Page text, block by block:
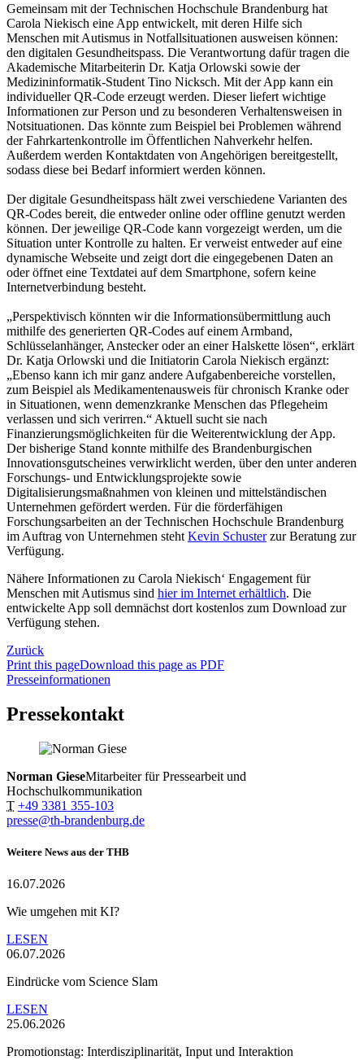
Gemeinsam mit der Technischen Hochschule Brandenburg hat
Carola Niekisch eine App entwickelt, mit deren Hilfe sich
Menschen mit Autismus in Notfallsituationen ausweisen können:
den digitalen Gesundheitspass. Die Verantwortung dafür tragen die
Akademische Mitarbeiterin Dr. Katja Orlowski sowie der
Medizininformatik-Student Tino Nicksch. Mit der App kann ein
individueller QR-Code erzeugt werden. Dieser liefert wichtige
Informationen zur Person und zu besonderen Verhaltensweisen in
Notsituationen. Das könnte zum Beispiel bei Problemen während
der Fahrkartenkontrolle im Öffentlichen Nahverkehr helfen.
Außerdem werden Kontaktdaten von Angehörigen bereitgestellt,
sodass diese bei Bedarf informiert werden können.
Der digitale Gesundheitspass hält zwei verschiedene Varianten des
QR-Codes bereit, die entweder online oder offline genutzt werden
können. Der jeweilige QR-Code kann vorgezeigt werden, um die
Situation unter Kontrolle zu halten. Er verweist entweder auf eine
dynamische Webseite und zeigt dort die eingegebenen Daten an
oder öffnet eine Textdatei auf dem Smartphone, sofern keine
Internetverbindung besteht.
„Perspektivisch könnten wir die Informationsübermittlung auch
mithilfe des generierten QR-Codes auf einem Armband,
Schlüsselanhänger, Anstecker oder an einer Halskette lösen“, erklärt
Dr. Katja Orlowski und die Initiatorin Carola Niekisch ergänzt:
„Ebenso kann ich mir ganz andere Aufgabenbereiche vorstellen,
zum Beispiel als Medikamentenausweis für chronisch Kranke oder
in Situationen, wenn demenzkranke Menschen das Pflegeheim
verlassen und sich verirren.“ Aktuell sucht sie nach
Finanzierungsmöglichkeiten für die Weiterentwicklung der App.
Der bisherige Stand konnte mithilfe des Brandenburgischen
Innovationsgutscheines verwirklicht werden, über den unter anderen
Forschungs- und Entwicklungsprojekte sowie
Digitalisierungsmaßnahmen von kleinen und mittelständischen
Unternehmen gefördert werden. Für die förderfähigen
Forschungsarbeiten an der Technischen Hochschule Brandenburg
im Auftrag von Unternehmen steht Kevin Schusterzur Beratung zur
Verfügung.
Nähere Informationen zu Carola Niekisch‘ Engagement für
Menschen mit Autismus sind hier im Internet erhältlich. Die
entwickelte App soll demnächst dort kostenlos zum Download zur
Verfügung stehen.
Zurück
Print this pageDownload this page as PDF
Presseinformationen
Pressekontakt
Norman GieseMitarbeiter für Pressearbeit und
Hochschulkommunikation
T +49 3381 355-103
presse@th-brandenburg.de
Weitere News aus der THB
16.07.2026
Wie umgehen mit KI?
LESEN
06.07.2026
Eindrücke vom Science Slam
LESEN
25.06.2026
Promotionstag: Interdisziplinarität, Input und Interaktion